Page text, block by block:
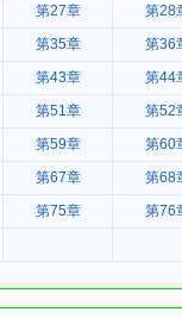
第27章
第28
第35章
第36
第43章
第44
第51章
第52
第59章
第60
第67章
第68
第75章
第76